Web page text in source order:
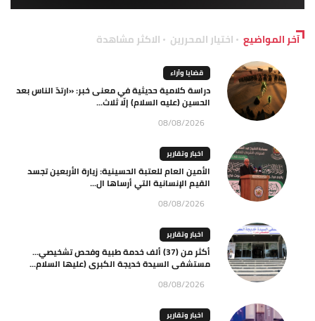
آخر المواضيع اختيار المحررين الاكثر مشاهدة
قضايا وآراء
دراسة كلامية حديثية في معنى خبر: «ارتدّ الناس بعد
الحسين (عليه السلام) إلّا ثلاث...
08/08/2026
اخبار وتقارير
الأمين العام للعتبة الحسينية: زيارة الأربعين تجسد
القيم الإنسانية التي أرساها ال...
08/08/2026
اخبار وتقارير
أكثر من (37) ألف خدمة طبية وفحص تشخيصي…
مستشفى السيدة خديجة الكبرى (عليها السلام...
08/08/2026
اخبار وتقارير